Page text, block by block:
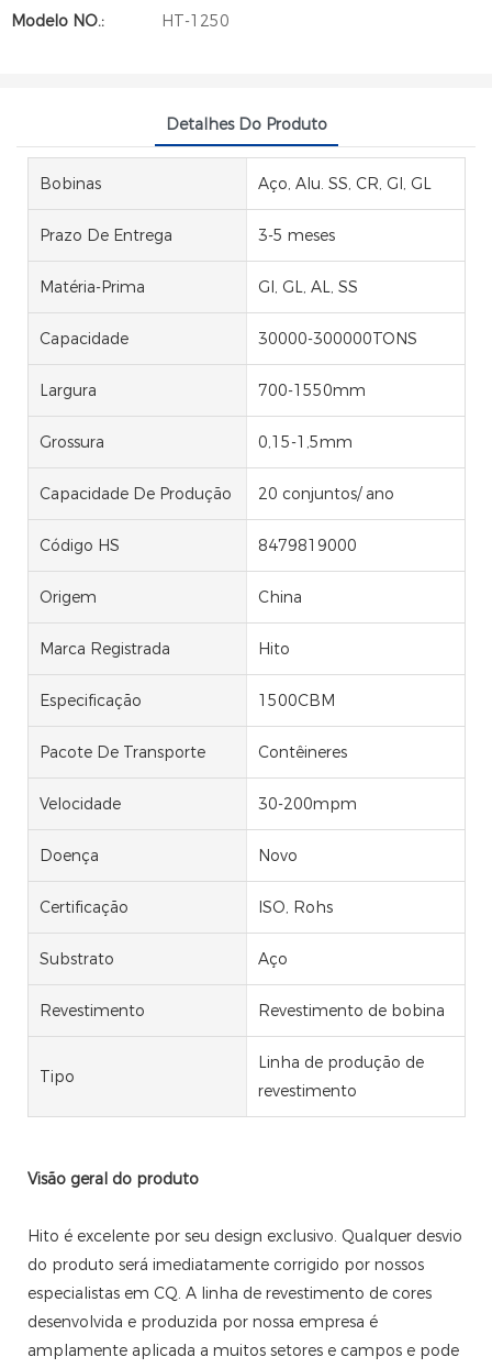
Modelo NO.:
HT-1250
Detalhes Do Produto
Bobinas Aço, Alu. SS, CR, GI, GL
Prazo De Entrega 3-5 meses
Matéria-Prima GI, GL, AL, SS
Capacidade 30000-300000TONS
Largura 700-1550mm
Grossura 0,15-1,5mm
Capacidade De Produção 20 conjuntos/ ano
Código HS 8479819000
Origem China
Marca Registrada Hito
Especificação 1500CBM
Pacote De Transporte Contêineres
Velocidade 30-200mpm
Doença Novo
Certificação ISO, Rohs
Substrato Aço
Revestimento Revestimento de bobina
Tipo
Linha de produção de
revestimento
Visão geral do produto
Hito é excelente por seu design exclusivo. Qualquer desvio
do produto será imediatamente corrigido por nossos
especialistas em CQ. A linha de revestimento de cores
desenvolvida e produzida por nossa empresa é
amplamente aplicada a muitos setores e campos e pode